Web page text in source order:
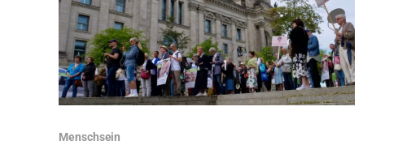
Menschsein